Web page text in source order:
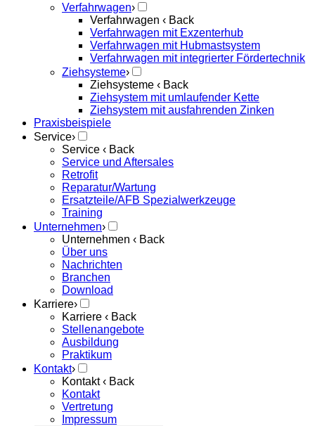
Verfahrwagen›
Verfahrwagen ‹ Back
Verfahrwagen mit Exzenterhub
Verfahrwagen mit Hubmastsystem
Verfahrwagen mit integrierter Fördertechnik
Ziehsysteme›
Ziehsysteme ‹ Back
Ziehsystem mit umlaufender Kette
Ziehsystem mit ausfahrenden Zinken
Praxisbeispiele
Service›
Service ‹ Back
Service und Aftersales
Retrofit
Reparatur/Wartung
Ersatzteile/AFB Spezialwerkzeuge
Training
Unternehmen›
Unternehmen ‹ Back
Über uns
Nachrichten
Branchen
Download
Karriere›
Karriere ‹ Back
Stellenangebote
Ausbildung
Praktikum
Kontakt›
Kontakt‹ Back
Kontakt
Vertretung
Impressum